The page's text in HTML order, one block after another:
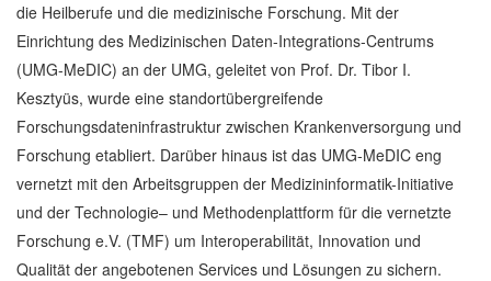
die Heilberufe und die medizinische Forschung. Mit der
Einrichtung des Medizinischen Daten-Integrations-Centrums
(UMG-MeDIC) an der UMG, geleitet von Prof. Dr. Tibor I.
Kesztyüs, wurde eine standortübergreifende
Forschungsdateninfrastruktur zwischen Krankenversorgung und
Forschung etabliert. Darüber hinaus ist das UMG-MeDIC eng
vernetzt mit den Arbeitsgruppen der Medizininformatik-Initiative
und der Technologie– und Methodenplattform für die vernetzte
Forschung e.V. (TMF) um Interoperabilität, Innovation und
Qualität der angebotenen Services und Lösungen zu sichern.